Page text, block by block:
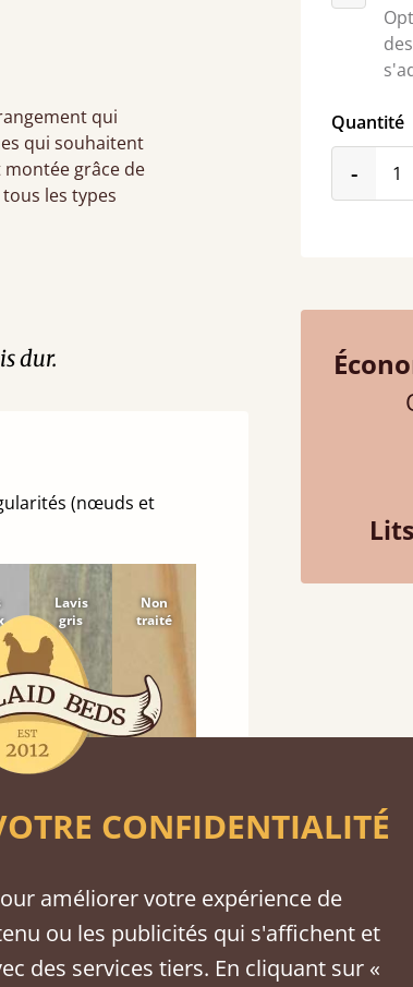
qui
qui souhaitent
grâce de
les types
Quantité
-
dur.
(nœuds et
Lavis
gris
Non
traité
CONFIDENTIALITÉ
améliorer votre expérience de
ou les publicités qui s'affichent et
des services tiers. En cliquant sur «